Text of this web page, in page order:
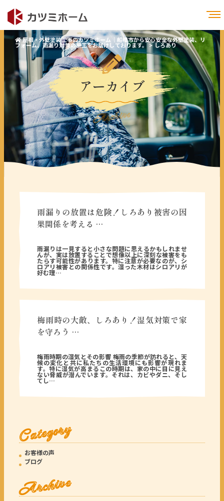
屋根・外壁塗装工事のカツミホーム｜船橋市から安心安全な外壁塗装、リ
フォーム、雨漏り対策の施工をお届けしております。>しろあり
アーカイブ
Archive
雨漏りの放置は危険！しろあり被害の因
果関係を考える …
雨漏りは一見すると小さな問題に思えるかもしれませ
んが、実は放置することで想像以上に深刻な被害をも
たらす可能性があります。特に注意が必要なのが、シ
ロアリ被害との関係性です。湿った木材はシロアリが
好む理…
梅雨時の大敵、しろあり！湿気対策で家
を守ろう …
梅雨時期の湿気とその影響 梅雨の季節が訪れると、天
候の変化と共に私たちの生活環境にも影響が現れま
す。特に湿気が高まるこの時期は、家の中に目に見え
ない脅威が潜んでいます。それは、カビやダニ、そし
てし…
Category
お客様の声
ブログ
Archive